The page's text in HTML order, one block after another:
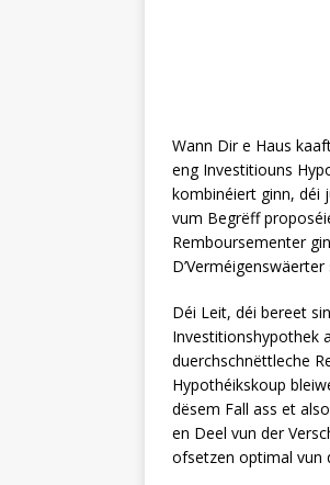
Wann Dir e Haus
eng Investitiouns
kombinéiert ginn, déi
vum Begrëff
Remboursementer
Déi Leit, déi bereet
Investitionshypothek
duerchschnëttleche
Hypothéikskoup
dësem Fall ass et
en Deel vun der
ofsetzen optimal vun